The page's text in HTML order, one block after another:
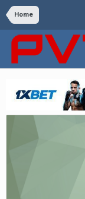
Home